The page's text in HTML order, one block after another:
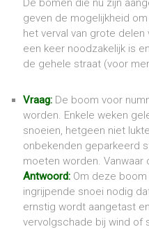
De bomen die nu zijn
geven de mogelijkheid
het verval van grote delen
een keer noodzakelijk is
de gehele straat (voor
Vraag: De boom voor
worden. Enkele weken
snoeien, hetgeen niet
onbekenden geparkeerd
moeten worden. Vanwaar
Antwoord: Om deze
ingrijpende snoei nodig
ernstig wordt aangetast
vervolgschade bij wind of